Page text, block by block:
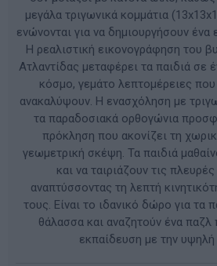
μεγάλα τριγωνικά κομμάτια
ενώνονται για να δημιουργήσουν
Η ρεαλιστική εικονογράφηση του
Ατλαντίδας μεταφέρει τα παιδιά σε
κόσμο, γεμάτο λεπτομέρειες που
ανακαλύψουν. Η ενασχόληση με
τα παραδοσιακά ορθογώνια
πρόκληση που ακονίζει τη
γεωμετρική σκέψη. Τα παιδιά
και να ταιριάζουν τις
αναπτύσσοντας τη λεπτή
τους. Είναι το ιδανικό δώρο για τα
θάλασσα και αναζητούν ένα παζλ
εκπαίδευση με την υψηλή